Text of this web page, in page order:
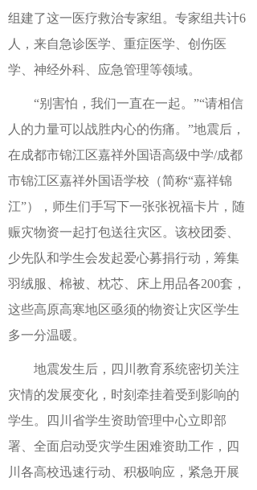
组建了这一医疗救治专家组。专家组共计6
人，来自急诊医学、重症医学、创伤医
学、神经外科、应急管理等领域。
“别害怕，我们一直在一起。”“请相信
人的力量可以战胜内心的伤痛。”地震后，
在成都市锦江区嘉祥外国语高级中学/成都
市锦江区嘉祥外国语学校（简称“嘉祥锦
江”），师生们手写下一张张祝福卡片，随
赈灾物资一起打包送往灾区。该校团委、
少先队和学生会发起爱心募捐行动，筹集
羽绒服、棉被、枕芯、床上用品各200套，
这些高原高寒地区亟须的物资让灾区学生
多一分温暖。
地震发生后，四川教育系统密切关注
灾情的发展变化，时刻牵挂着受到影响的
学生。四川省学生资助管理中心立即部
署、全面启动受灾学生困难资助工作，四
川各高校迅速行动、积极响应，紧急开展